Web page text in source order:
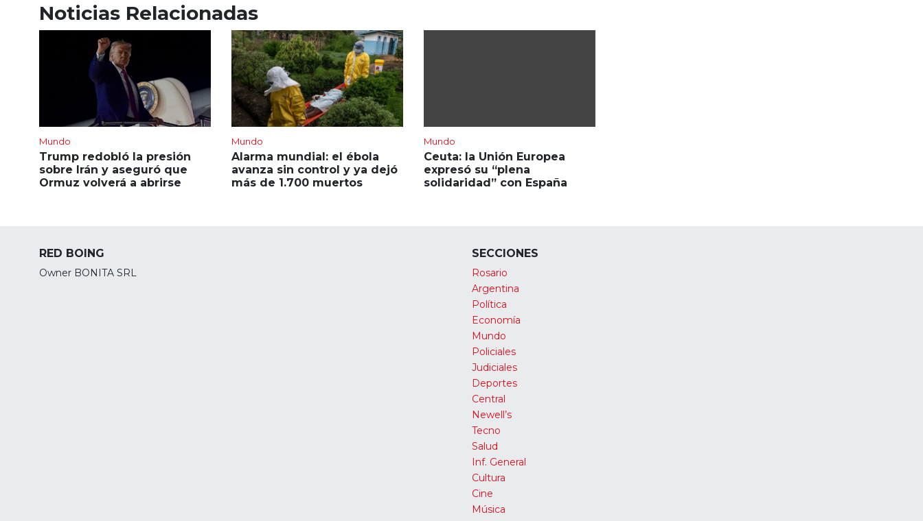
Noticias Relacionadas
Mundo
Trump redobló la presión
sobre Irán y aseguró que
Ormuz volverá a abrirse
Mundo
Alarma mundial: el ébola
avanza sin control y ya dejó
más de 1.700 muertos
Mundo
Ceuta: la Unión Europea
expresó su “plena
solidaridad” con España
RED BOING
Owner BONITA SRL
SECCIONES
Rosario
Argentina
Política
Economía
Mundo
Policiales
Judiciales
Deportes
Central
Newell’s
Tecno
Salud
Inf. General
Cultura
Cine
Música